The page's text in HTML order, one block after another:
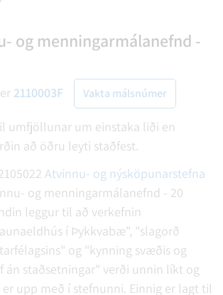
og menningarmálanefnd -
2110003F Vakta málsnúmer
umfjöllunar um einstaka liði en
að öðru leyti staðfest.
Atvinnu- og nýsköpunarstefna
og menningarmálanefnd - 20
leggur til að verkefnin
í Þykkvabæ", "slagorð
og "kynning svæðis og
án staðsetningar" verði unnin líkt og
er upp með í stefnunni. Einnig er lagt til